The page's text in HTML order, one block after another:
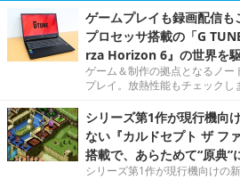
ゲームプレイも録画配信
プロセッサ搭載の「G
rza Horizon 6』の世界を
ゲーム＆制作の拠点となるノー
プレイ。放熱性能もチェックし
シリーズ第1作が現行機向
ない『カルドセプト ザ フ
搭載で、あらためて“原典”
シリーズ第1作が現行機向けの